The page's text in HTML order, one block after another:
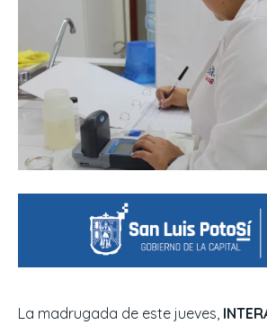
La madrugada de este jueves,